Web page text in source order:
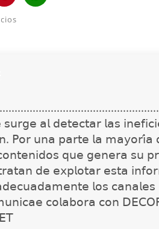
𝖺𝗅 𝖽𝖾𝗍𝖾𝖼𝗍𝖺𝗋 𝗅𝖺𝗌
𝖯𝗈𝗋 𝗎𝗇𝖺 𝗉𝖺𝗋𝗍𝖾 𝗅𝖺
𝗊𝗎𝖾 𝗀𝖾𝗇𝖾𝗋𝖺 𝗌𝗎
𝖽𝖾 𝖾𝗑𝗉𝗅𝗈𝗍𝖺𝗋 𝖾𝗌𝗍𝖺
𝗅𝗈𝗌
𝖼𝗈𝗅𝖺𝖻𝗈𝗋𝖺 𝖼𝗈𝗇